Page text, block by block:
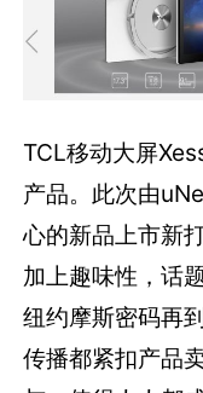
TCL移动大屏
产品。此次由
心的新品上市新
加上趣味性，话
纽约摩斯密码再
传播都紧扣产品